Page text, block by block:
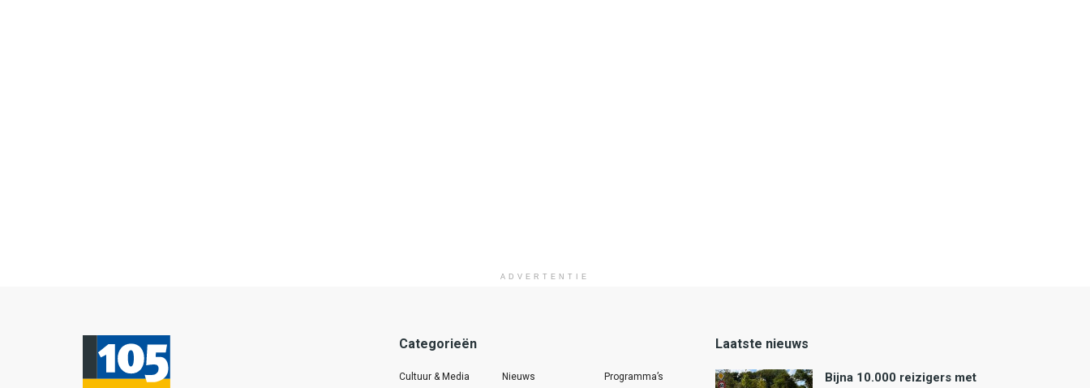
ADVERTENTIE
Categorieën
Cultuur & Media
Nieuws
Programma’s
Laatste nieuws
Bijna 10.000 reizigers met